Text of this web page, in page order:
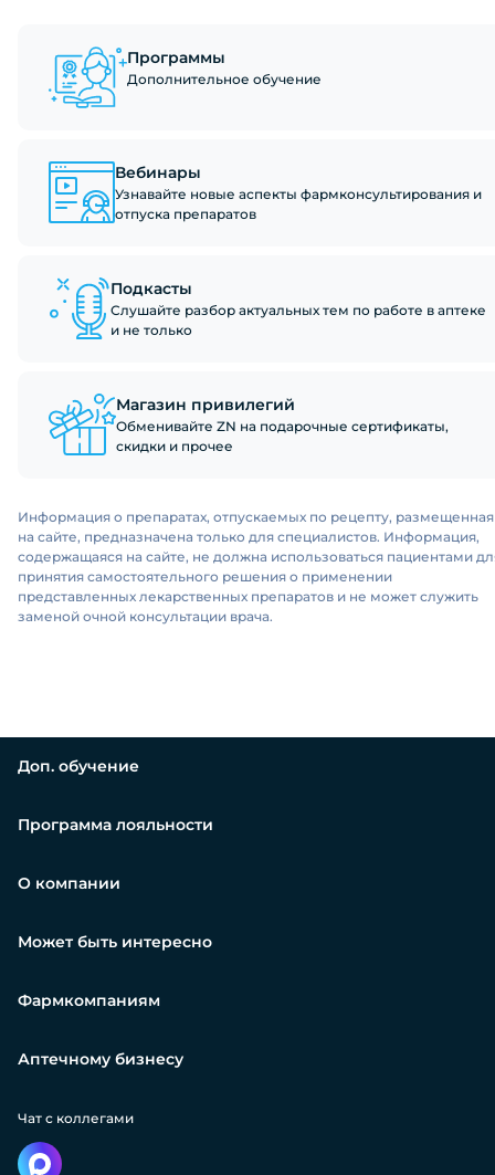
Программы
Дополнительное обучение
Вебинары
Узнавайте новые аспекты фармконсультирования и
отпуска препаратов
Подкасты
Слушайте разбор актуальных тем по работе в аптеке
и не только
Магазин привилегий
Обменивайте ZN на подарочные сертификаты,
скидки и прочее
Информация о препаратах, отпускаемых по рецепту, размещенная
на сайте, предназначена только для специалистов. Информация,
содержащаяся на сайте, не должна использоваться пациентами
принятия самостоятельного решения о применении
представленных лекарственных препаратов и не может служить
заменой очной консультации врача.
Доп. обучение
Программа лояльности
О компании
Может быть интересно
Фармкомпаниям
Аптечному бизнесу
Чат с коллегами